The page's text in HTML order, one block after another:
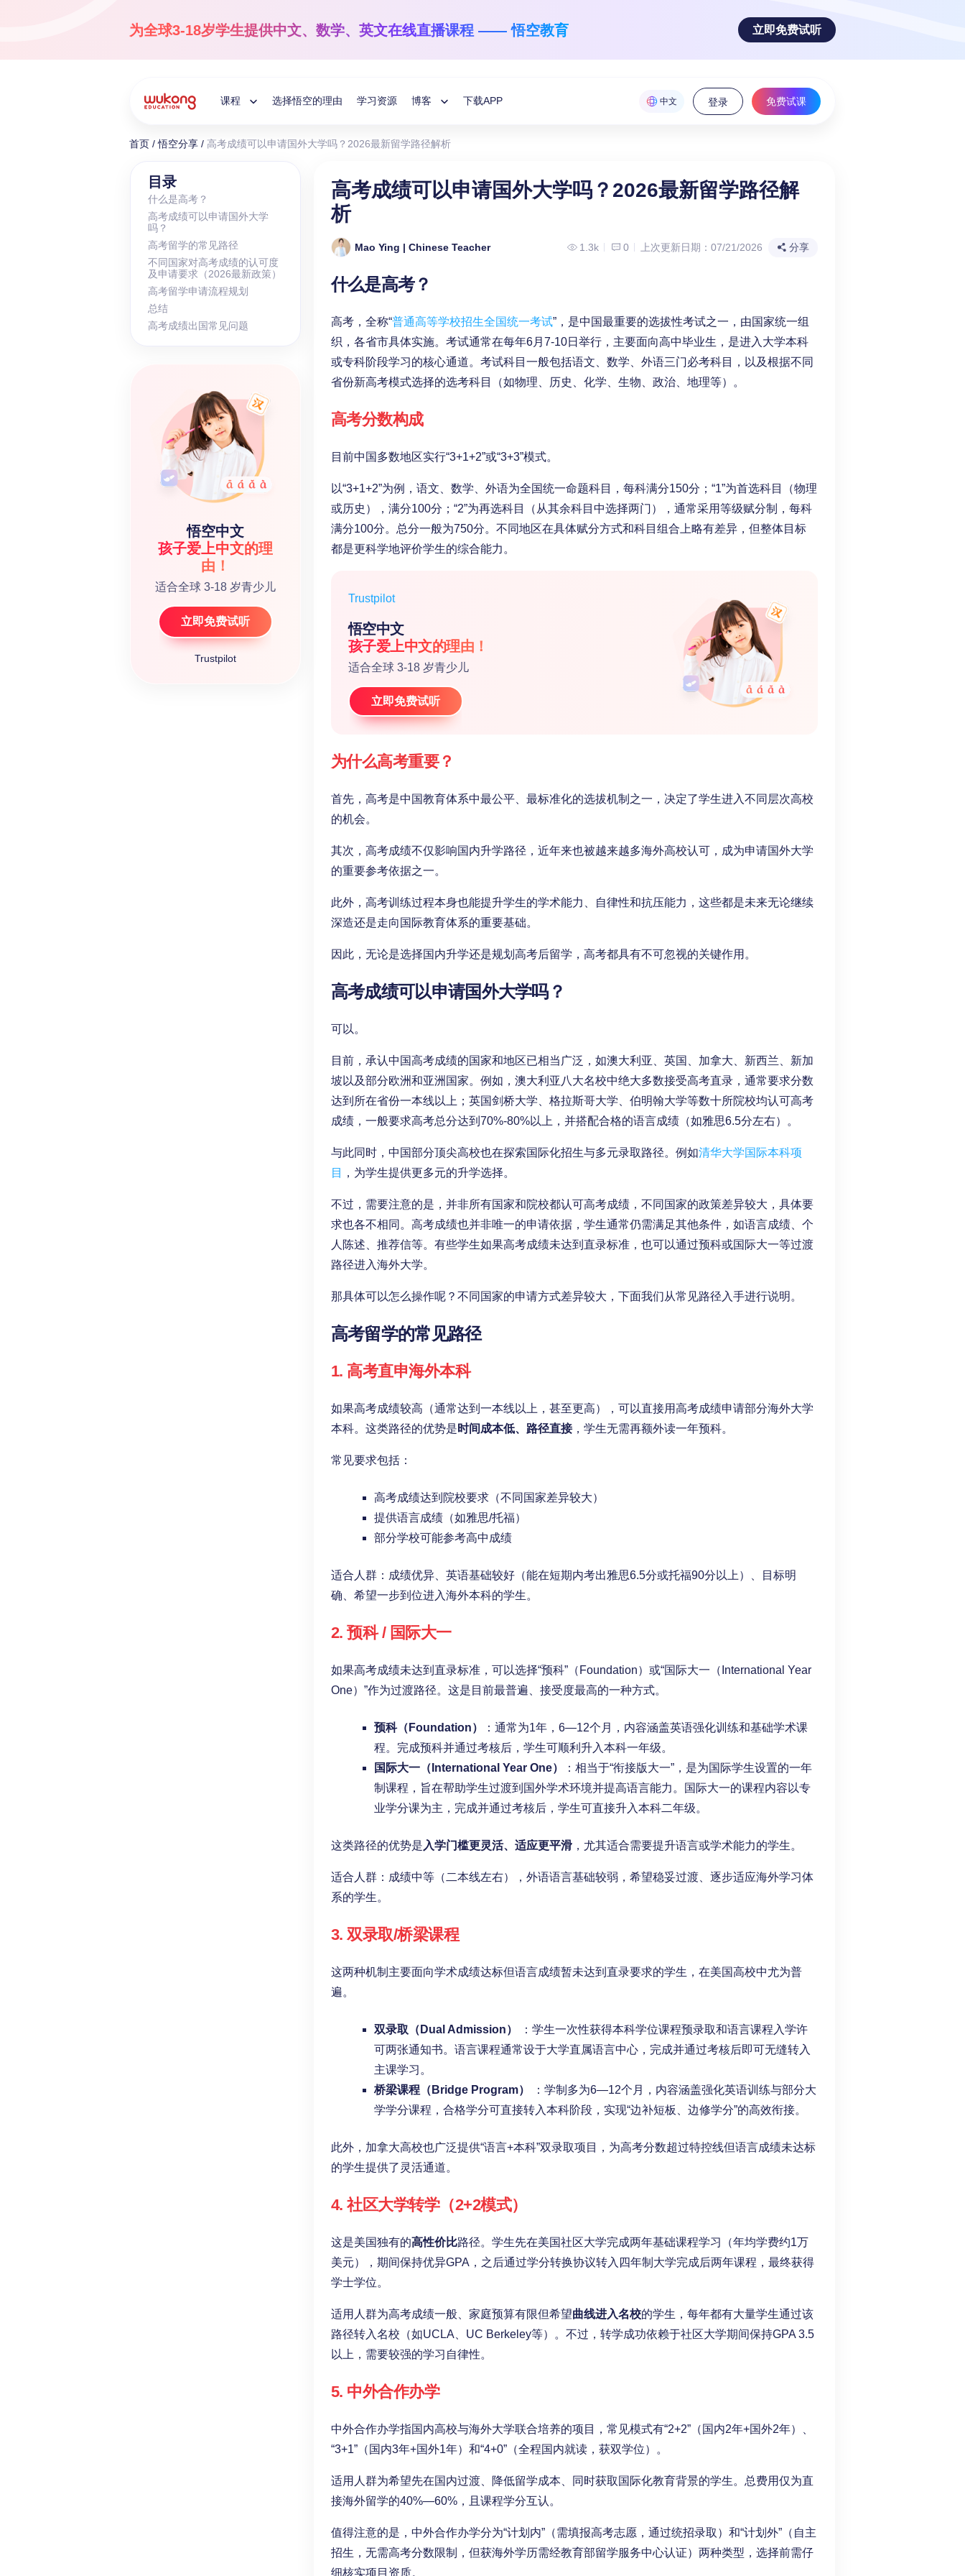
为全球3-18岁学生提供中文、数学、英文在线直播课程 —— 悟空教育 立即免费试听
课程
Menu让孩子爱上中文！
国际数学
1-12年级
英文阅读与写作
学龄前-6年级
选择悟空的理由 学习资源
博客
下载APP 中文 登录 免费试课
首页 /悟空分享 / 高考成绩可以申请国外大学吗？2026最新留学路径解析
目录
什么是高考？
高考成绩可以申请国外大学
吗？
高考留学的常见路径
不同国家对高考成绩的认可度
及申请要求（2026最新政策）
高考留学申请流程规划
总结
高考成绩出国常见问题
Trustpilot
悟空中文
孩子爱上中文的理
由！
适合全球 3-18 岁青少儿
立即免费试听
高考成绩可以申请国外大学吗？2026最新留学路径解
析
Mao Ying | Chinese Teacher 1.3k 0 上次更新日期：07/21/2026 分享
什么是高考？
高考，全称“普通高等学校招生全国统一考试”，是中国最重要的选拔性考试之一，由国家统一组
织，各省市具体实施。考试通常在每年6月7-10日举行，主要面向高中毕业生，是进入大学本科
或专科阶段学习的核心通道。考试科目一般包括语文、数学、外语三门必考科目，以及根据不同
省份新高考模式选择的选考科目（如物理、历史、化学、生物、政治、地理等）。
高考分数构成
目前中国多数地区实行“3+1+2”或“3+3”模式。
以“3+1+2”为例，语文、数学、外语为全国统一命题科目，每科满分150分；“1”为首选科目（物理
或历史），满分100分；“2”为再选科目（从其余科目中选择两门），通常采用等级赋分制，每科
满分100分。总分一般为750分。不同地区在具体赋分方式和科目组合上略有差异，但整体目标
都是更科学地评价学生的综合能力。
Trustpilot
悟空中文
孩子爱上中文的理由！
适合全球 3-18 岁青少儿
立即免费试听
为什么高考重要？
首先，高考是中国教育体系中最公平、最标准化的选拔机制之一，决定了学生进入不同层次高校
的机会。
其次，高考成绩不仅影响国内升学路径，近年来也被越来越多海外高校认可，成为申请国外大学
的重要参考依据之一。
此外，高考训练过程本身也能提升学生的学术能力、自律性和抗压能力，这些都是未来无论继续
深造还是走向国际教育体系的重要基础。
因此，无论是选择国内升学还是规划高考后留学，高考都具有不可忽视的关键作用。
高考成绩可以申请国外大学吗？
可以。
目前，承认中国高考成绩的国家和地区已相当广泛，如澳大利亚、英国、加拿大、新西兰、新加
坡以及部分欧洲和亚洲国家。例如，澳大利亚八大名校中绝大多数接受高考直录，通常要求分数
达到所在省份一本线以上；英国剑桥大学、格拉斯哥大学、伯明翰大学等数十所院校均认可高考
成绩，一般要求高考总分达到70%-80%以上，并搭配合格的语言成绩（如雅思6.5分左右）。
与此同时，中国部分顶尖高校也在探索国际化招生与多元录取路径。例如清华大学国际本科项
目
，为学生提供更多元的升学选择。
不过，需要注意的是，并非所有国家和院校都认可高考成绩，不同国家的政策差异较大，具体要
求也各不相同。高考成绩也并非唯一的申请依据，学生通常仍需满足其他条件，如语言成绩、个
人陈述、推荐信等。有些学生如果高考成绩未达到直录标准，也可以通过预科或国际大一等过渡
路径进入海外大学。
那具体可以怎么操作呢？不同国家的申请方式差异较大，下面我们从常见路径入手进行说明。
高考留学的常见路径
1. 高考直申海外本科
如果高考成绩较高（通常达到一本线以上，甚至更高），可以直接用高考成绩申请部分海外大学
本科。这类路径的优势是 时间成本低、路径直接，学生无需再额外读一年预科。
常见要求包括：
高考成绩达到院校要求（不同国家差异较大）
提供语言成绩（如雅思/托福）
部分学校可能参考高中成绩
适合人群：成绩优异、英语基础较好（能在短期内考出雅思6.5分或托福90分以上）、目标明
确、希望一步到位进入海外本科的学生。
2. 预科 / 国际大一
如果高考成绩未达到直录标准，可以选择“预科”（Foundation）或“国际大一（International Year
One）”作为过渡路径。这是目前最普遍、接受度最高的一种方式。
预科（Foundation）
：通常为1年，6—12个月，内容涵盖英语强化训练和基础学术课
程。完成预科并通过考核后，学生可顺利升入本科一年级。
国际大一（International Year One）
：相当于“衔接版大一”，是为国际学生设置的一年
制课程，旨在帮助学生过渡到国外学术环境并提高语言能力。国际大一的课程内容以专
业学分课为主，完成并通过考核后，学生可直接升入本科二年级。
这类路径的优势是 入学门槛更灵活、适应更平滑，尤其适合需要提升语言或学术能力的学生。
适合人群：成绩中等（二本线左右），外语语言基础较弱，希望稳妥过渡、逐步适应海外学习体
系的学生。
3. 双录取/桥梁课程
这两种机制主要面向学术成绩达标但语言成绩暂未达到直录要求的学生，在美国高校中尤为普
遍。
双录取（Dual Admission）
：学生一次性获得本科学位课程预录取和语言课程入学许
可两张通知书。语言课程通常设于大学直属语言中心，完成并通过考核后即可无缝转入
主课学习。
桥梁课程（Bridge Program）
：学制多为6—12个月，内容涵盖强化英语训练与部分大
学学分课程，合格学分可直接转入本科阶段，实现“边补短板、边修学分”的高效衔接。
此外，加拿大高校也广泛提供“语言+本科”双录取项目，为高考分数超过特控线但语言成绩未达标
的学生提供了灵活通道。
4. 社区大学转学（2+2模式）
这是美国独有的高性价比路径。学生先在美国社区大学完成两年基础课程学习（年均学费约1万
美元），期间保持优异GPA，之后通过学分转换协议转入四年制大学完成后两年课程，最终获得
学士学位。
适用人群为高考成绩一般、家庭预算有限但希望曲线进入名校的学生，每年都有大量学生通过该
路径转入名校（如UCLA、UC Berkeley等）。不过，转学成功依赖于社区大学期间保持GPA 3.5
以上，需要较强的学习自律性。
5. 中外合作办学
中外合作办学指国内高校与海外大学联合培养的项目，常见模式有“2+2”（国内2年+国外2年）、
“3+1”（国内3年+国外1年）和“4+0”（全程国内就读，获双学位）。
适用人群为希望先在国内过渡、降低留学成本、同时获取国际化教育背景的学生。总费用仅为直
接海外留学的40%—60%，且课程学分互认。
值得注意的是，中外合作办学分为“计划内”（需填报高考志愿，通过统招录取）和“计划外”（自主
招生，无需高考分数限制，但获海外学历需经教育部留学服务中心认证）两种类型，选择前需仔
细核实项目资质。